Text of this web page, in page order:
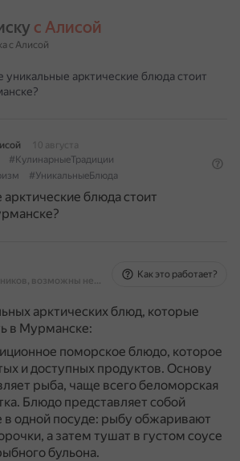
с Алисой
с Алисой
уникальные арктические блюда стоит
10 августа
#КулинарныеТрадиции
#УникальныеБлюда
блюда стоит
На основе источников, возможны неточности
Как это работает?
арктических блюд, которые
в Мурманске:
поморское блюдо, которое
и доступных продуктов. Основу
рыба, чаще всего беломорская
Блюдо представляет собой
в одной посуде: рыбу обжаривают
а затем тушат в густом соусе
бульона.